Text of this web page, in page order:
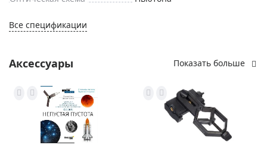
Все спецификации
Аксессуары Показать больше